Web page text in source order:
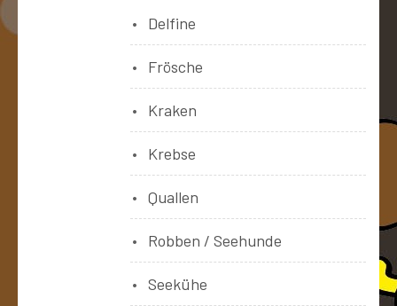
Delfine
Frösche
Kraken
Krebse
Quallen
Robben / Seehunde
Seekühe